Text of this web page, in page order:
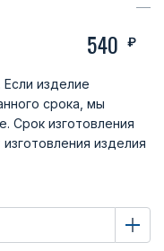
540 ₽
изделие
срока, мы
Срок изготовления
изделия